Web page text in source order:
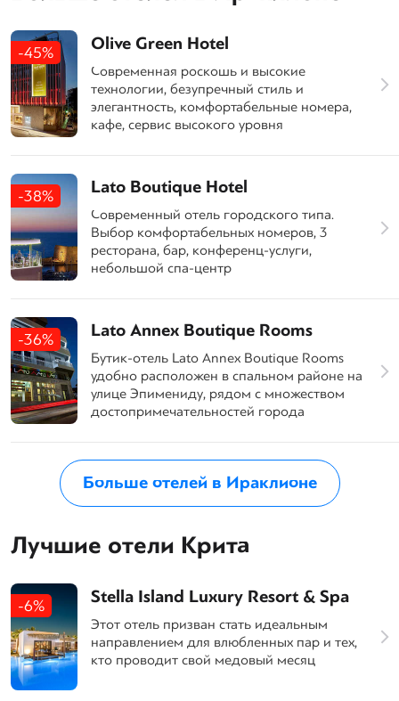
-45% Olive Green Hotel
Современная роскошь и высокие
технологии, безупречный стиль и
элегантность, комфортабельные номера,
кафе, сервис высокого уровня
-38% Lato Boutique Hotel
Современный отель городского типа.
Выбор комфортабельных номеров, 3
ресторана, бар, конференц-услуги,
небольшой спа-центр
-36% Lato Annex Boutique Rooms
Бутик-отель Lato Annex Boutique Rooms
удобно расположен в спальном районе на
улице Эпимениду, рядом с множеством
достопримечательностей города
Больше отелей в Ираклионе
Лучшие отели Крита
-6% Stella Island Luxury Resort & Spa
Этот отель призван стать идеальным
направлением для влюбленных пар и тех,
кто проводит свой медовый месяц